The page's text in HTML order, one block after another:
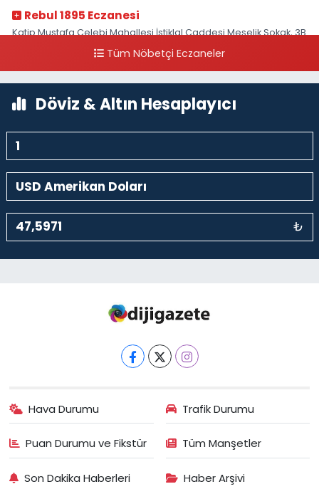
Rebul 1895 Eczanesi
Katip Mustafa Çelebi Mahallesi İstiklal Caddesi Meşelik Sokak, 3B
Tüm Nöbetçi Eczaneler
Döviz & Altın Hesaplayıcı
₺
Hava Durumu Trafik Durumu
Puan Durumu ve Fikstür Tüm Manşetler
Son Dakika Haberleri Haber Arşivi